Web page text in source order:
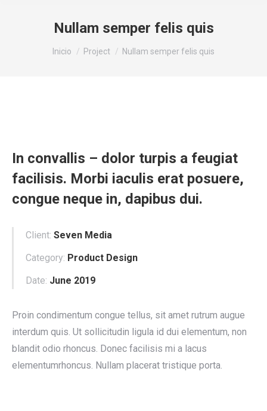
Nullam semper felis quis
Estás aquí:
Inicio Project Nullam semper felis quis
In convallis – dolor turpis a feugiat
facilisis. Morbi iaculis erat posuere,
congue neque in, dapibus dui.
Client: Seven Media
Category: Product Design
Date: June 2019
Proin condimentum congue tellus, sit amet rutrum augue
interdum quis. Ut sollicitudin ligula id dui elementum, non
blandit odio rhoncus. Donec facilisis mi a lacus
elementumrhoncus. Nullam placerat tristique porta.